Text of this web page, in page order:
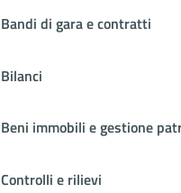
Bandi di gara e contratti
Bilanci
Beni immobili e gestione
Controlli e rilievi